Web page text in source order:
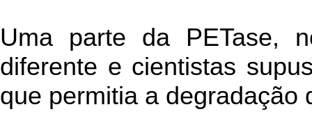
Uma parte da PETase,
diferente e cientistas
que permitia a degradação